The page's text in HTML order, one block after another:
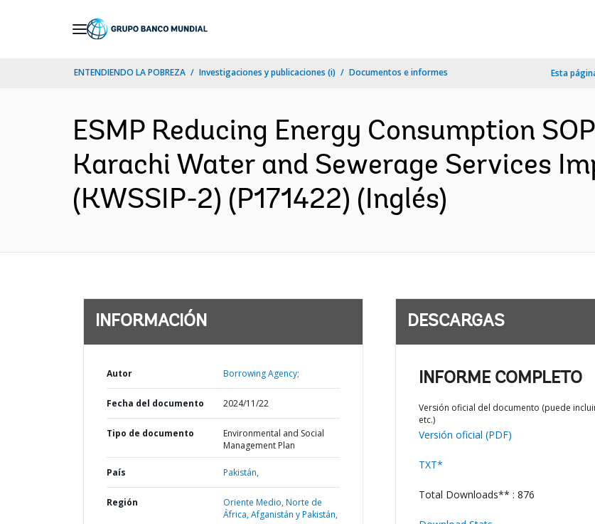
ENTENDIENDO LA POBREZA Investigaciones y publicaciones (i) Documentos e informes Esta
ESMP Reducing Energy Consumption
Karachi Water and Sewerage Services
(KWSSIP-2) (P171422) (Inglés)
INFORMACIÓN
Autor Borrowing Agency;
Fecha del documento 2024/11/22
Tipo de documento
Environmental and Social
Management Plan
País Pakistán,
Región
Oriente Medio, Norte de
África, Afganistán y Pakistán,
DESCARGAS
INFORME COMPLETO
Versión oficial del documento (puede
etc.)
Versión oficial (PDF)
TXT*
Total Downloads** : 876